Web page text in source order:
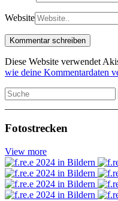
Website
Diese Website verwendet
wie deine Kommentardaten
Suche
Fotostrecken
View more